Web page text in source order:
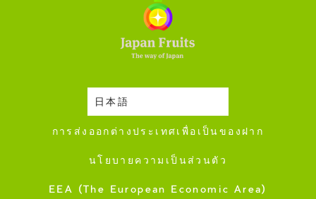
日本語
ปฎิทินการเก็บเกี่ยว
การส่งออกต่างประเทศเพื่อเป็นของฝาก
นโยบายความเป็นส่วนตัว
EEA (The European Economic Area)